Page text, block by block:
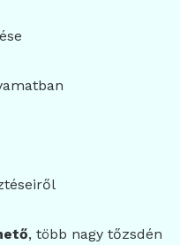
, több nagy tőzsdén